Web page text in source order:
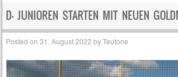
D- JUNIOREN STARTEN MIT NEUEN
Posted on31. August 2022 byTeutone